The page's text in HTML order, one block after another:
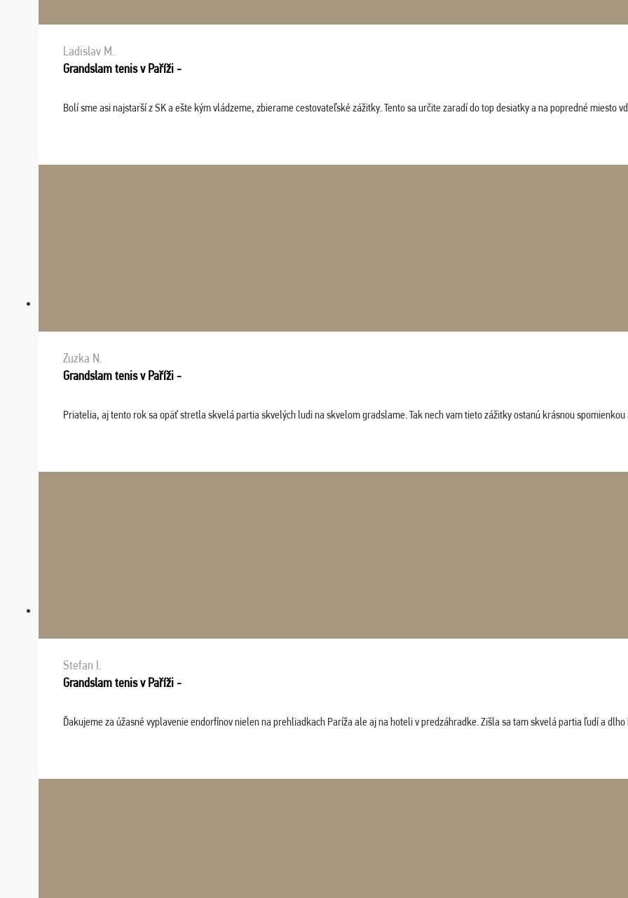
Ladislav M.
Grandslam tenis v Paříži -
Bolí sme asi najstarší z SK a ešte kým vládzeme, zbierame cestovateľské zážitky. Tento sa určite zaradí do top desiatky a na popredné miesto
Zuzka N.
Grandslam tenis v Paříži -
Priatelia, aj tento rok sa opäť stretla skvelá partia skvelých ludi na skvelom gradslame. Tak nech vam tieto zážitky ostanú krásnou
Stefan I.
Grandslam tenis v Paříži -
Ďakujeme za úžasné vyplavenie endorfínov nielen na prehliadkach Paríža ale aj na hoteli v predzáhradke. Zišla sa tam skvelá partia ľudí a